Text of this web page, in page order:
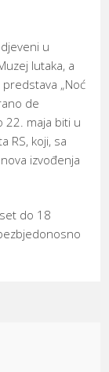
u
lutaka, a
„Noć
de
22. maja biti u
RS, koji, sa
izvođenja
do 18